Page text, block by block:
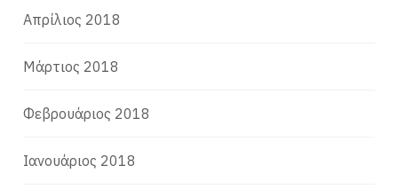
Απρίλιος 2018
Μάρτιος 2018
Φεβρουάριος 2018
Ιανουάριος 2018